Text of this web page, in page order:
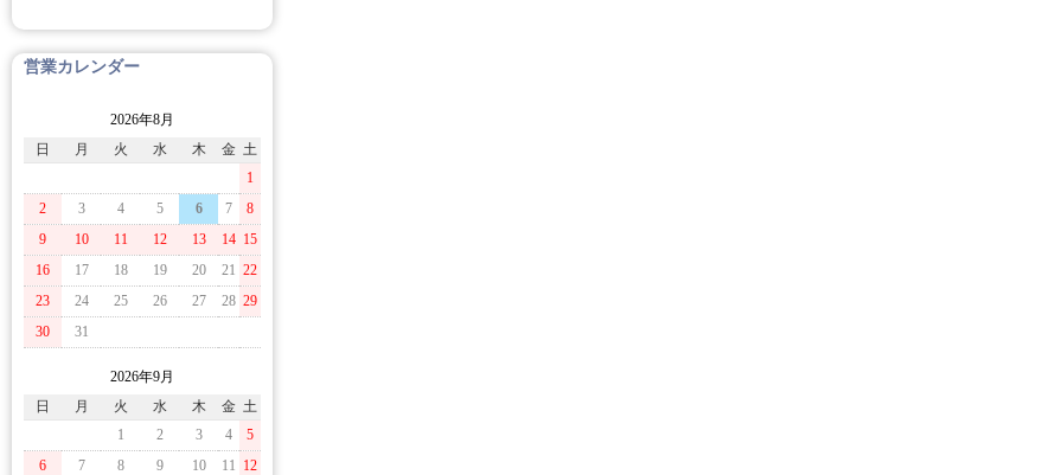
営業カレンダー
2026年8月
日
月 火 水 木 金 土
1
2
3 4 5 6 7
8
9
10 11 12 13 14 15
16
17 18 19 20 21 22
23
24 25 26 27 28 29
30
31
2026年9月
日
月 火 水 木 金 土
1
2 3 4
5
6
7 8 9 10 11 12